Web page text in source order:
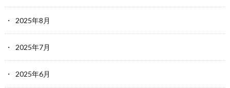
2025年8月
2025年7月
2025年6月